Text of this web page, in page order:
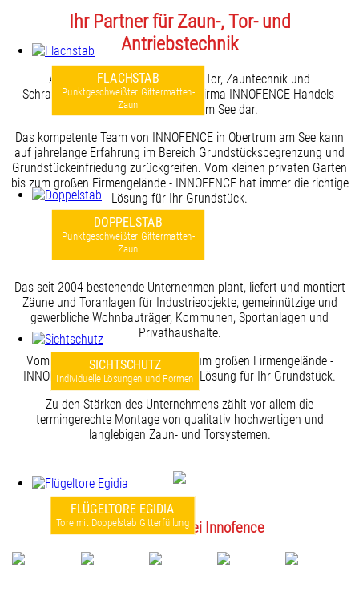
FLACHSTAB
Punktgeschweißter Gittermatten-
Zaun
DOPPELSTAB
Punktgeschweißter Gittermatten-
Zaun
SICHTSCHUTZ
Individuelle Lösungen und Formen
FLÜGELTORE EGIDIA
Tore mit Doppelstab Gitterfüllung
Ihr Partner für Zaun-, Tor- und
Antriebstechnik
Als innovativer Partner für Tür, Tor, Zauntechnik und
Schraubfundamente Stellt sich die Firma INNOFENCE Handels-
GmbH in Obertrum am See dar.
Das kompetente Team von INNOFENCE in Obertrum am See kann
auf jahrelange Erfahrung im Bereich Grundstücksbegrenzung und
Grundstückeinfriedung zurückgreifen. Vom kleinen privaten Garten
bis zum großen Firmengelände - INNOFENCE hat immer die richtige
Lösung für Ihr Grundstück.
Das seit 2004 bestehende Unternehmen plant, liefert und montiert
Zäune und Toranlagen für Industrieobjekte, gemeinnützige und
gewerbliche Wohnbauträger, Kommunen, Sportanlagen und
Privathaushalte.
Vom kleinen privaten Garten bis zum großen Firmengelände -
INNOFENCE hat immer die richtige Lösung für Ihr Grundstück.
Zu den Stärken des Unternehmens zählt vor allem die
termingerechte Montage von qualitativ hochwertigen und
langlebigen Zaun- und Torsystemen.
Starke Marken bei Innofence